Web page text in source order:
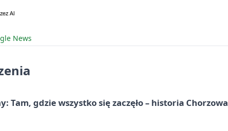
News
Tam, gdzie wszystko się zaczęło – historia Chorzowa